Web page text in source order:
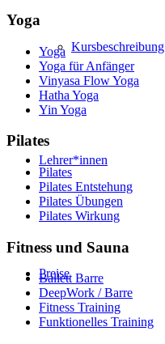
Kursbeschreibung
Lehrer*innen
Preise
Yoga
Yoga
Yoga für Anfänger
Vinyasa Flow Yoga
Hatha Yoga
Yin Yoga
Pilates
Pilates
Pilates Entstehung
Pilates Übungen
Pilates Wirkung
Fitness und Sauna
Ballett Barre
DeepWork / Barre
Fitness Training
Funktionelles Training